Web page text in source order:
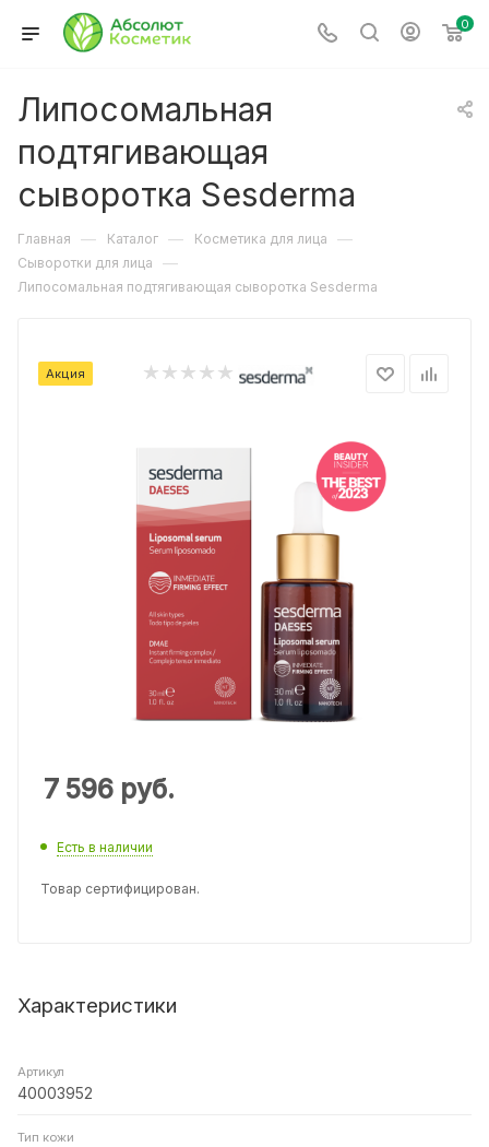
0
Липосомальная
подтягивающая
сыворотка Sesderma
Главная — Каталог — Косметика для лица —
Сыворотки для лица —
Липосомальная подтягивающая сыворотка Sesderma
Акция
7 596 руб.
Есть в наличии
Товар сертифицирован.
Характеристики
Артикул
40003952
Тип кожи